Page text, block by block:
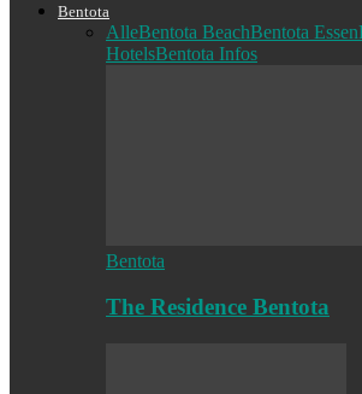
Bentota
AlleBentota BeachBentota Essen
HotelsBentota Infos
Bentota
The Residence Bentota